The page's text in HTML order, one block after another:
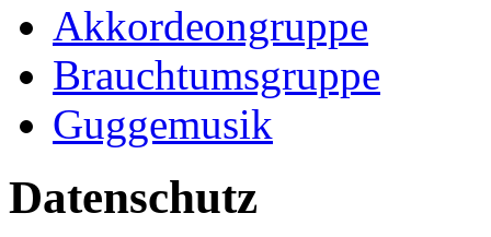
Akkordeongruppe
Brauchtumsgruppe
Guggemusik
Datenschutz